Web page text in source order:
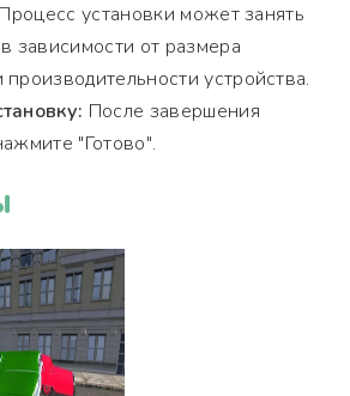
установки может занять
зависимости от размера
устройства.
После завершения
"Готово".